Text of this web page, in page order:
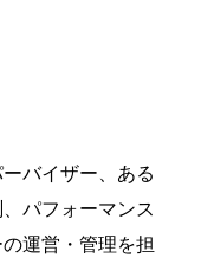
バイザー、ある
パフォーマンス
運営・管理を担